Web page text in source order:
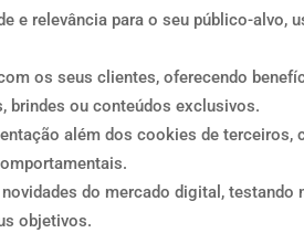
e relevância para o seu público-alvo,
os seus clientes, oferecendo
brindes ou conteúdos exclusivos.
além dos cookies de terceiros,
do mercado digital,
objetivos.